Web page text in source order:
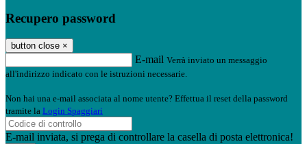
Recupero password
button close ×
E-mail Verrà inviato un messaggio
all'indirizzo indicato con le istruzioni necessarie.
Non hai una e-mail associata al nome utente? Effettua il reset della password
tramite la Login Spaggiari
E-mail inviata, si prega di controllare la casella di posta elettronica!